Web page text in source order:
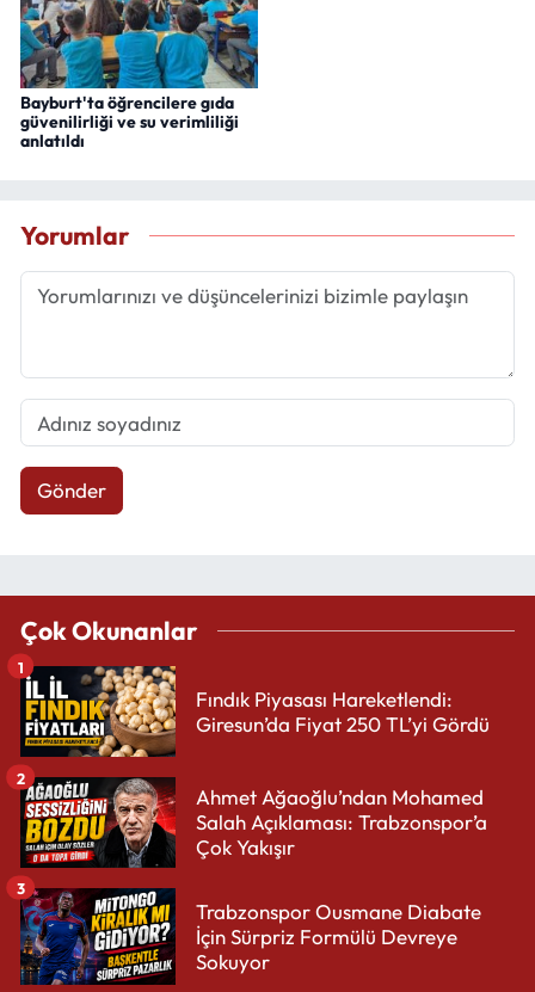
Bayburt'ta öğrencilere gıda
güvenilirliği ve su verimliliği
anlatıldı
Yorumlar
Gönder
Çok Okunanlar
Fındık Piyasası Hareketlendi:
Giresun’da Fiyat 250 TL’yi Gördü
1
Ahmet Ağaoğlu’ndan Mohamed
Salah Açıklaması: Trabzonspor’a
Çok Yakışır
2
Trabzonspor Ousmane Diabate
İçin Sürpriz Formülü Devreye
Sokuyor
3